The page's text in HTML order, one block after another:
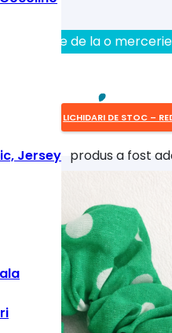
nevoie de la o
Jersey
LICHIDARI DE STOC –
produsa fost